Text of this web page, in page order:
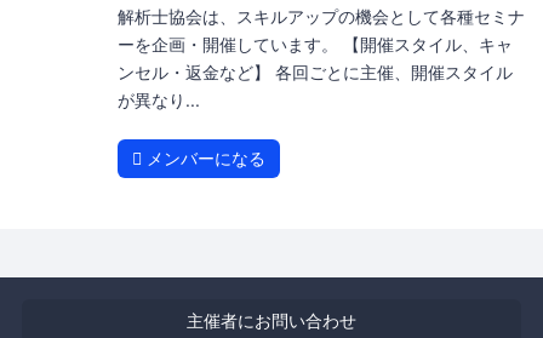
解析士協会は、スキルアップの機会として各種セミナ
ーを企画・開催しています。 【開催スタイル、キャ
ンセル・返金など】 各回ごとに主催、開催スタイル
が異なり...
メンバーになる
主催者にお問い合わせ